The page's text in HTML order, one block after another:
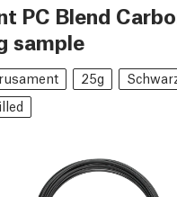
PC Blend
sample
25g